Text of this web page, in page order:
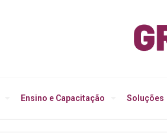
Ensino e Capacitação Soluções